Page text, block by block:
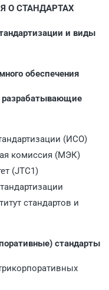
О СТАНДАРТАХ
и виды
обеспечения
разрабатывающие
(ИСО)
комиссия (МЭК)
(JTC1)
стандартов и
стандарты